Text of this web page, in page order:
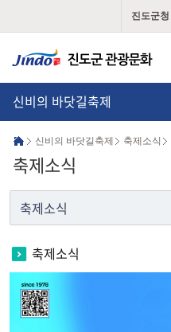
진도군청
신비의 바닷길축제
신비의 바닷길축제 축제소식
축제소식
축제소식
축제소식